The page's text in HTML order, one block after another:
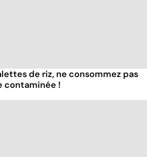
de riz, ne consommez pas
contaminée !